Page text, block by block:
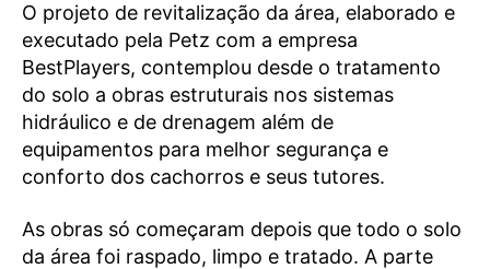
O projeto de revitalização da área, elaborado e
executado pela Petz com a empresa
BestPlayers, contemplou desde o tratamento
do solo a obras estruturais nos sistemas
hidráulico e de drenagem além de
equipamentos para melhor segurança e
conforto dos cachorros e seus tutores.
As obras só começaram depois que todo o solo
da área foi raspado, limpo e tratado. A parte